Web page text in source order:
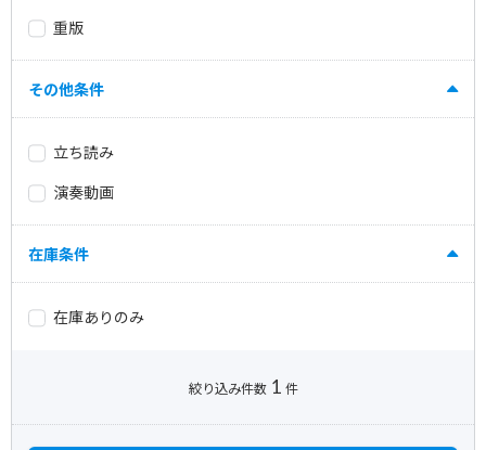
重版
その他条件
立ち読み
演奏動画
在庫条件
在庫ありのみ
絞り込み件数 1 件